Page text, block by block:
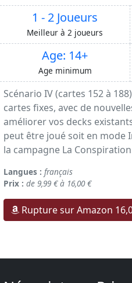
1 - 2 Joueurs
Meilleur à 2 joueurs
Age: 14+
Age minimum
Scénario IV (cartes 152 à
cartes fixes, avec de
améliorer vos decks
peut être joué soit en mode
la campagne La
Langues : français
Prix : de 9,99 € à 16,00 €
Rupture sur Amazon